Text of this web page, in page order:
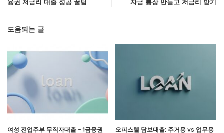
융권 저금리 대출 성공 꿀팁
자금 통장 만들고 저금리 받기
도움되는 글
여성 전업주부 무직자대출 – 1금융권
오피스텔 담보대출: 주거용 vs 업무용